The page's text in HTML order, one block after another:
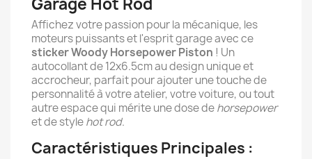
Garage Hot Rod
Affichez votre passion pour la mécanique, les
moteurs puissants et l'esprit garage avec ce
sticker Woody Horsepower Piston ! Un
autocollant de 12x6.5cm au design unique et
accrocheur, parfait pour ajouter une touche de
personnalité à votre atelier, votre voiture, ou tout
autre espace qui mérite une dose dehorsepower
et de stylehot rod.
Caractéristiques Principales :